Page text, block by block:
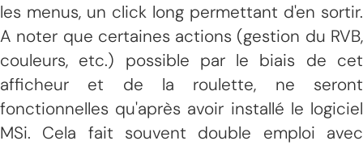
les menus, un click long permettant d'en sortir.
A noter que certaines actions (gestion du RVB,
couleurs, etc.) possible par le biais de cet
afficheur et de la roulette, ne seront
fonctionnelles qu'après avoir installé le logiciel
MSi. Cela fait souvent double emploi avec